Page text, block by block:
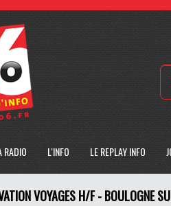
RADIO L'INFO LE REPLAY INFO
VOYAGES H/F - BOULOGNE